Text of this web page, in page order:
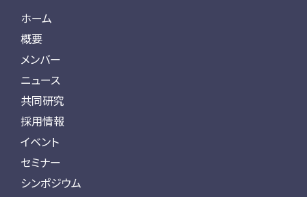
ホーム
概要
メンバー
ニュース
共同研究
採用情報
イベント
セミナー
シンポジウム